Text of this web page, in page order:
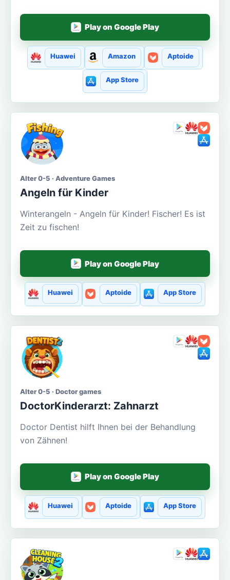
Play on Google Play
Huawei Amazon Aptoide
App Store
Alter 0-5 · Adventure Games
Angeln für Kinder
Winterangeln - Angeln für Kinder! Fischer! Es ist
Zeit zu fischen!
Play on Google Play
Huawei Aptoide App Store
Alter 0-5 · Doctor games
DoctorKinderarzt: Zahnarzt
Doctor Dentist hilft Ihnen bei der Behandlung
von Zähnen!
Play on Google Play
Huawei Aptoide App Store